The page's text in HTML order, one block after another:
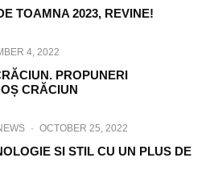
TOAMNA 2023, REVINE!
4, 2022
PROPUNERI
CRĂCIUN
· OCTOBER 25, 2022
SI STIL CU UN PLUS DE